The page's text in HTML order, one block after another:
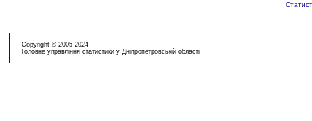
Copyright © 2005-2024
Головне управління статистики у Дніпропетровській області